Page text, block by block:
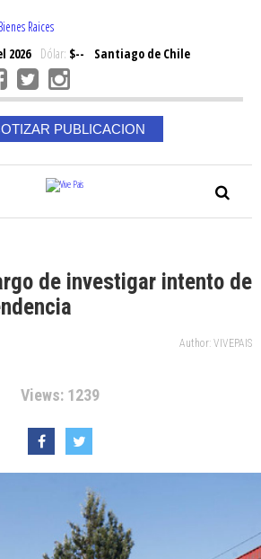
Raices
2026Dólar: $--
Santiago de Chile
PUBLICACION
de investigar intento de
Author: VIVEPAIS
Views: 1239